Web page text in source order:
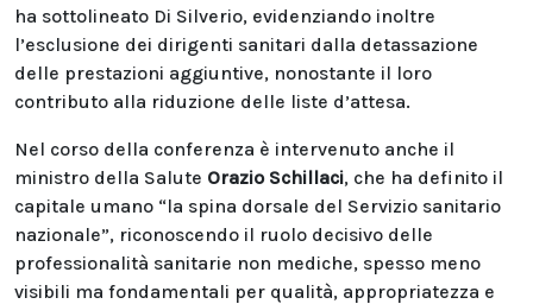
ha sottolineato Di Silverio, evidenziando inoltre
l’esclusione dei dirigenti sanitari dalla detassazione
delle prestazioni aggiuntive, nonostante il loro
contributo alla riduzione delle liste d’attesa.
Nel corso della conferenza è intervenuto anche il
ministro della Salute Orazio Schillaci, che ha definito il
capitale umano “la spina dorsale del Servizio sanitario
nazionale”, riconoscendo il ruolo decisivo delle
professionalità sanitarie non mediche, spesso meno
visibili ma fondamentali per qualità, appropriatezza e